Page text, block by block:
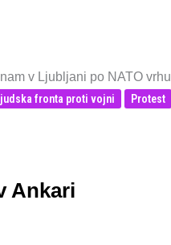
v Ljubljani po NATO
fronta proti vojni Protest
Ankari